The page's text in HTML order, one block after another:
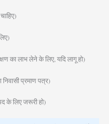
का लाभ लेने के लिए, यदि लागू हो)
निवासी प्रमाण पत्र)
के लिए जरूरी हो)